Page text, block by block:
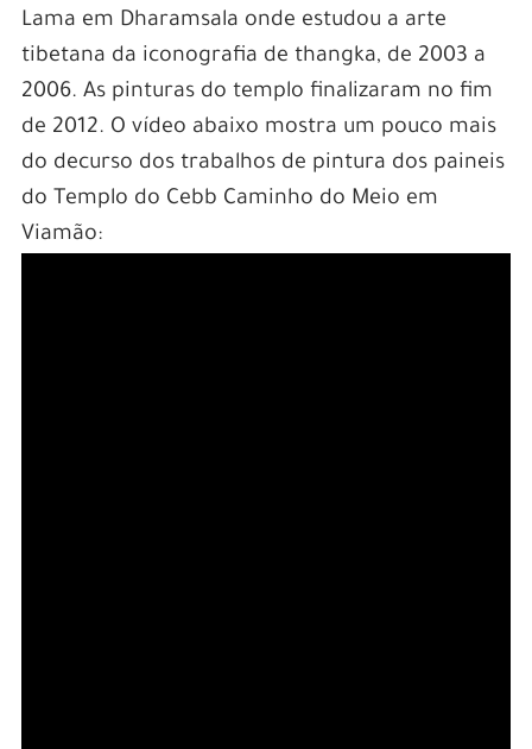
Lama em Dharamsala onde estudou a arte
tibetana da iconografia de thangka, de 2003 a
2006. As pinturas do templo finalizaram no fim
de 2012. O vídeo abaixo mostra um pouco mais
do decurso dos trabalhos de pintura dos paineis
do Templo do Cebb Caminho do Meio em
Viamão: